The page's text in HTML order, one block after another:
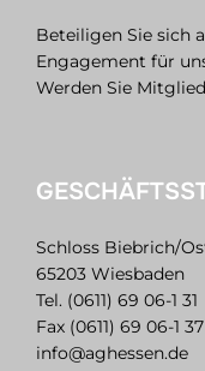
Beteiligen Sie sich
Engagement für
Werden Sie Mitglied
Schloss Biebrich/
65203 Wiesbaden
Tel. (0611) 69 06-1 31
Fax (0611) 69 06-1 37
info@aghessen.de